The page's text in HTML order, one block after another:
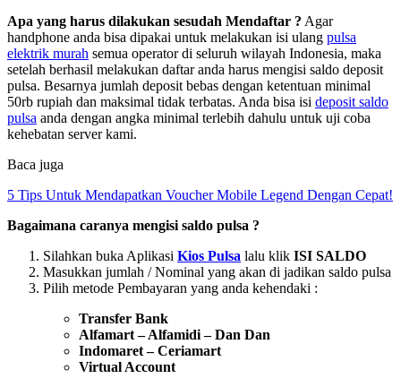
Apa yang harus dilakukan sesudah Mendaftar ? Agar
handphone anda bisa dipakai untuk melakukan isi ulang pulsa
elektrik murah semua operator di seluruh wilayah Indonesia, maka
setelah berhasil melakukan daftar anda harus mengisi saldo deposit
pulsa. Besarnya jumlah deposit bebas dengan ketentuan minimal
50rb rupiah dan maksimal tidak terbatas. Anda bisa isi deposit saldo
pulsa anda dengan angka minimal terlebih dahulu untuk uji coba
kehebatan server kami.
Baca juga
5 Tips Untuk Mendapatkan Voucher Mobile Legend Dengan Cepat!
Bagaimana caranya mengisi saldo pulsa ?
Silahkan buka Aplikasi Kios Pulsa lalu klik ISI SALDO
Masukkan jumlah / Nominal yang akan di jadikan saldo pulsa
Pilih metode Pembayaran yang anda kehendaki :
Transfer Bank
Alfamart – Alfamidi – Dan Dan
Indomaret – Ceriamart
Virtual Account